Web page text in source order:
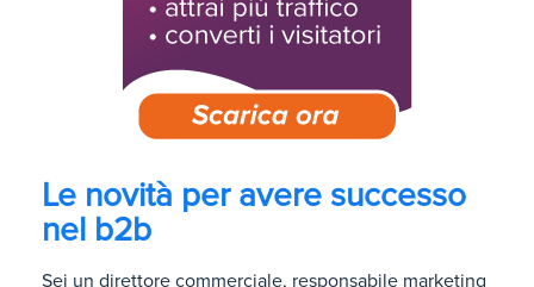
Le novità per avere successo
nel b2b
Sei un direttore commerciale, responsabile marketing